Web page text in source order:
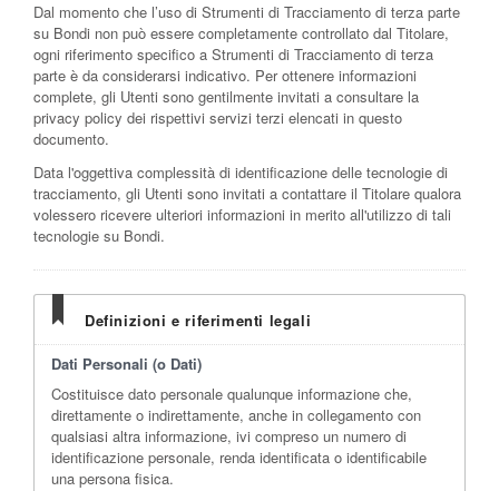
Dal momento che l’uso di Strumenti di Tracciamento di terza parte
su Bondi non può essere completamente controllato dal Titolare,
ogni riferimento specifico a Strumenti di Tracciamento di terza
parte è da considerarsi indicativo. Per ottenere informazioni
complete, gli Utenti sono gentilmente invitati a consultare la
privacy policy dei rispettivi servizi terzi elencati in questo
documento.
Data l'oggettiva complessità di identificazione delle tecnologie di
tracciamento, gli Utenti sono invitati a contattare il Titolare qualora
volessero ricevere ulteriori informazioni in merito all'utilizzo di tali
tecnologie su Bondi.
Definizioni e riferimenti legali
Dati Personali (o Dati)
Costituisce dato personale qualunque informazione che,
direttamente o indirettamente, anche in collegamento con
qualsiasi altra informazione, ivi compreso un numero di
identificazione personale, renda identificata o identificabile
una persona fisica.